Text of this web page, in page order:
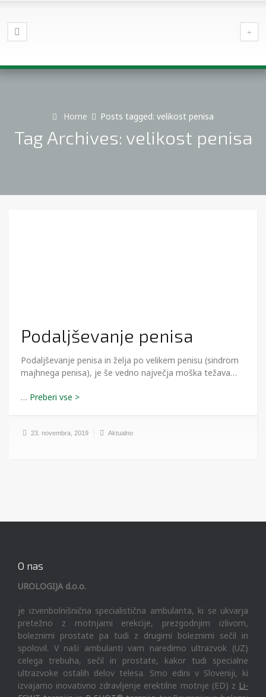
Home Posts tagged: velikost penisa
Tag Archives: velikost penisa
Podaljševanje penisa
Podaljševanje penisa in želja po velikem penisu (sindrom
majhnega penisa), je še vedno največja moška težava…
…
23. novembra, 2019 Aktualno
O nas
UROLOGIJA d.o.o.
je izvenbolnišnična specialistična ambulanta, ki se ukvarja
pretežno z motnjami erekcije, prezgodnjim izlivom,
boleznimi prostate pa tudi z drugimi boleznimi sečil in
spolovil. V naši ambulanti vam naredimo ultrazvok (UZ)
celega trebuha, sečil in prostate, kakor tudi specialne
ultrazvoke ostalih delov telesa. Smo edini v Sloveniji, ki
izvajamo inovativno zdravljenje erektilne motnje (ED) z Li-